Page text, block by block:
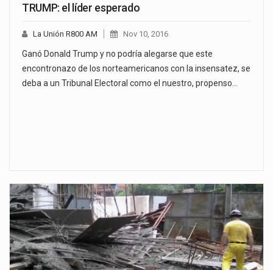
TRUMP: el líder esperado
La Unión R800 AM Nov 10, 2016
Ganó Donald Trump y no podría alegarse que este
encontronazo de los norteamericanos con la insensatez, se
deba a un Tribunal Electoral como el nuestro, propenso…